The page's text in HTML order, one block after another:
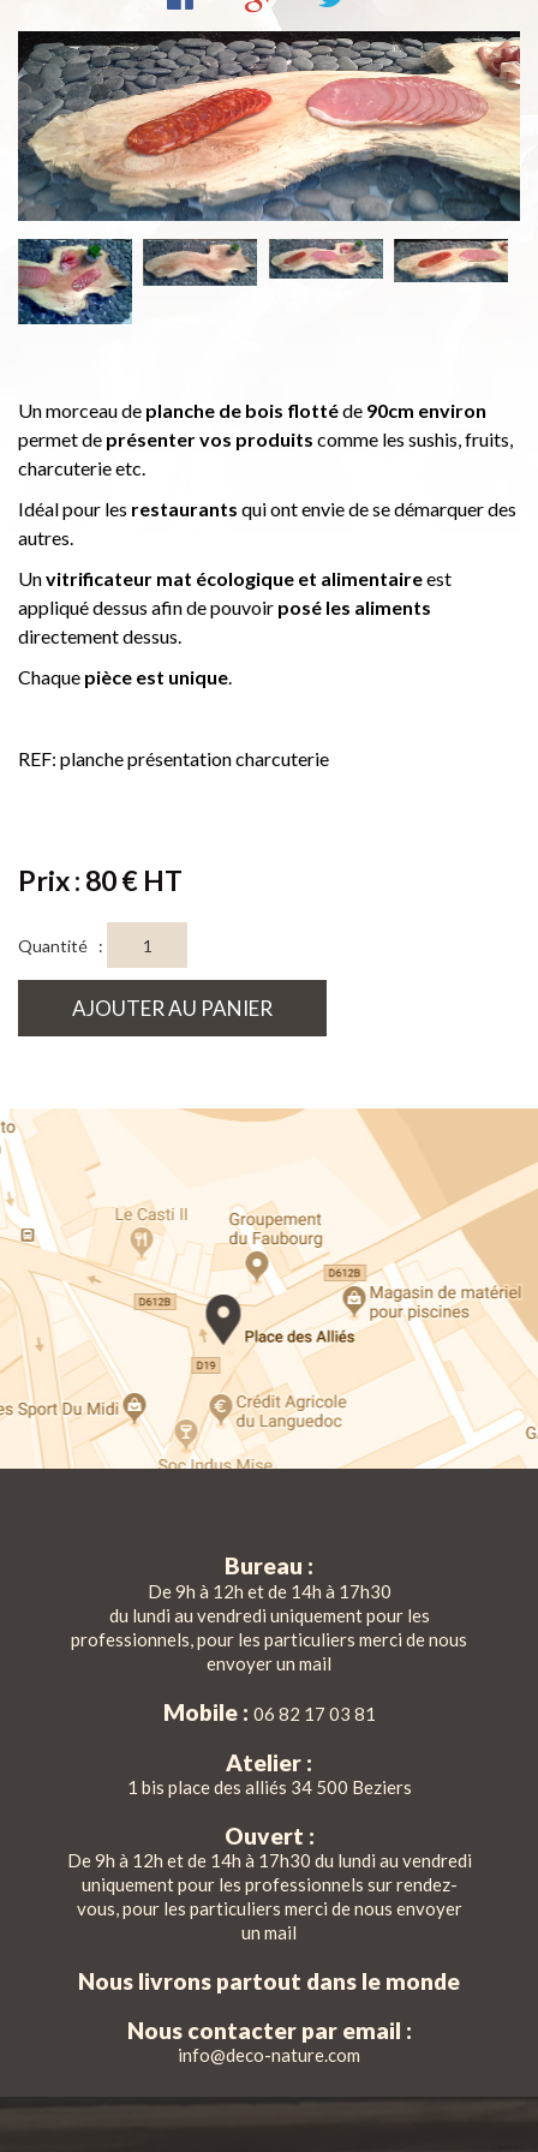
Un morceau de planche de bois flottéde 90cm environ
permet de présenter vos produits comme les sushis, fruits,
charcuterie etc.
Idéal pour les restaurants qui ont envie de se démarquer des
autres.
Unvitrificateur mat écologique et alimentaireest
appliqué dessus afin de pouvoir posé les aliments
directement dessus.
Chaque pièce est unique.
REF: planche présentation charcuterie
Prix : 80 € HT
Quantité :
AJOUTER AU PANIER
Bureau :
De 9h à 12h et de 14h à 17h30
du lundi au vendredi uniquement pour les
professionnels, pour les particuliers merci de nous
envoyer un mail
Mobile : 06 82 17 03 81
Atelier :
1 bis place des alliés 34 500 Beziers
Ouvert :
De 9h à 12h et de 14h à 17h30 du lundi au vendredi
uniquement pour les professionnels sur rendez-
vous, pour les particuliers merci de nous envoyer
un mail
Nous livrons partout dans le monde
Nous contacter par email :
info@deco-nature.com